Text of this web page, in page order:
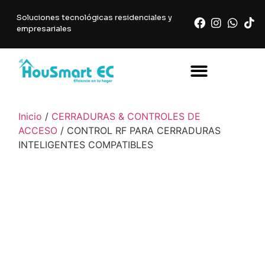
Soluciones tecnológicas residenciales y
empresariales
Inicio / CERRADURAS & CONTROLES DE
ACCESO / CONTROL RF PARA CERRADURAS
INTELIGENTES COMPATIBLES